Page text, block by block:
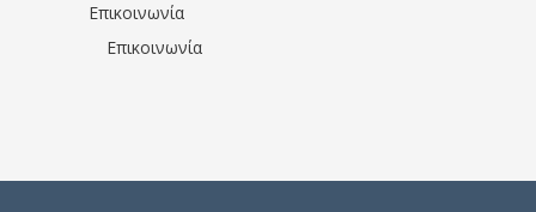
Επικοινωνία
Επικοινωνία